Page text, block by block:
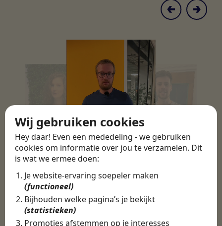
Wij gebruiken cookies
Hey daar! Even een mededeling - we gebruiken
cookies om informatie over jou te verzamelen. Dit
is wat we ermee doen:
Je website-ervaring soepeler maken
(functioneel)
Bijhouden welke pagina’s je bekijkt
(statistieken)
Promoties afstemmen op je interesses